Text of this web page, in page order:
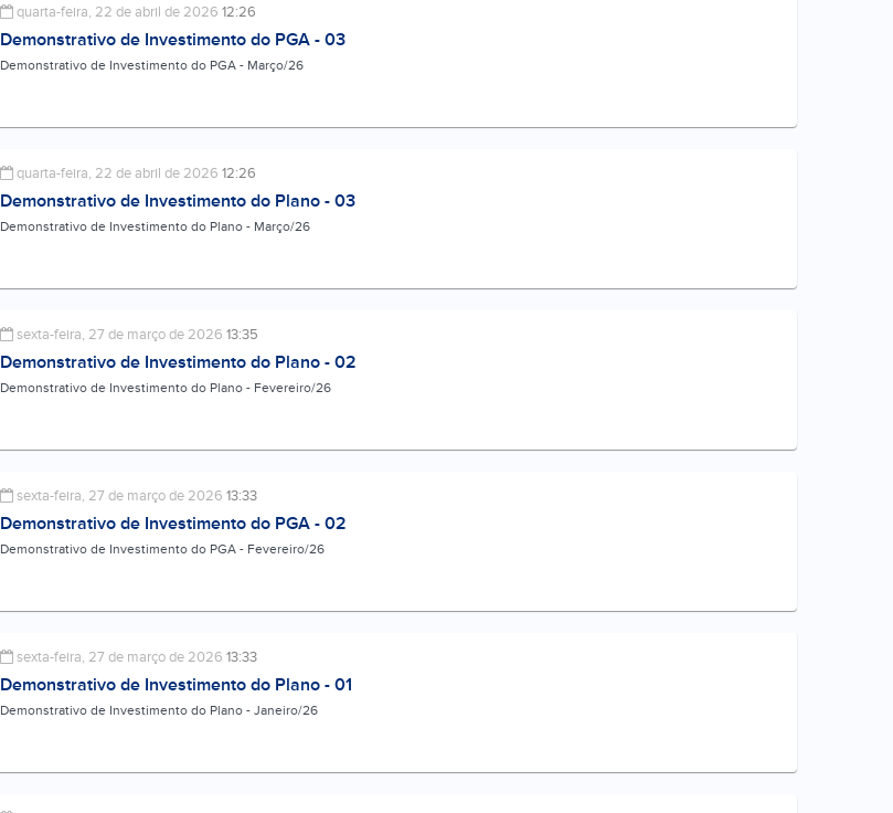
quarta-feira, 22 de abril de 2026 12:26
Demonstrativo de Investimento do PGA - 03
Demonstrativo de Investimento do PGA - Março/26
quarta-feira, 22 de abril de 2026 12:26
Demonstrativo de Investimento do Plano - 03
Demonstrativo de Investimento do Plano - Março/26
sexta-feira, 27 de março de 2026 13:35
Demonstrativo de Investimento do Plano - 02
Demonstrativo de Investimento do Plano - Fevereiro/26
sexta-feira, 27 de março de 2026 13:33
Demonstrativo de Investimento do PGA - 02
Demonstrativo de Investimento do PGA - Fevereiro/26
sexta-feira, 27 de março de 2026 13:33
Demonstrativo de Investimento do Plano - 01
Demonstrativo de Investimento do Plano - Janeiro/26